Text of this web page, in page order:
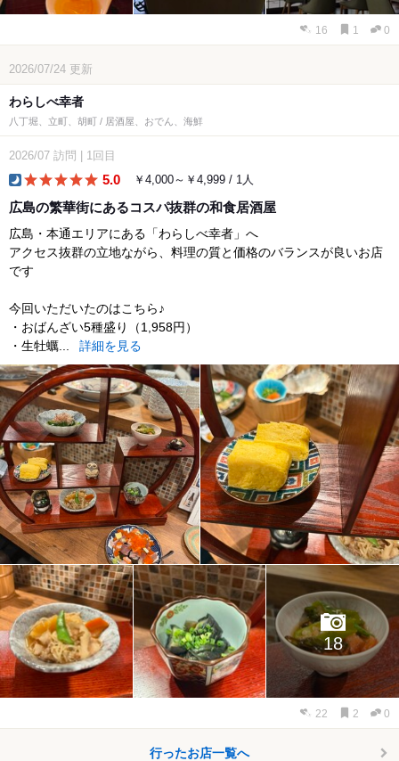
16 1 0
2026/07/24 更新
わらしべ幸者
八丁堀、立町、胡町 / 居酒屋、おでん、海鮮
2026/07 訪問 1回目
5.0 ￥4,000～￥4,999 / 1人
広島の繁華街にあるコスパ抜群の和食居酒屋
広島・本通エリアにある「わらしべ幸者」へ
アクセス抜群の立地ながら、料理の質と価格のバランスが良いお店
です
今回いただいたのはこちら♪
・おばんざい5種盛り（1,958円）
・生牡蠣...
詳細を見る
18
22 2 0
行ったお店一覧へ